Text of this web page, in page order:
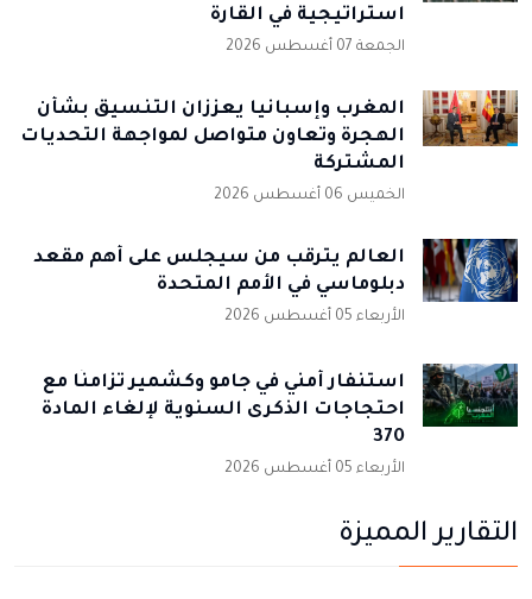
استراتيجية في القارة
الجمعة 07 أغسطس 2026
المغرب وإسبانيا يعززان التنسيق بشأن
الهجرة وتعاون متواصل لمواجهة التحديات
المشتركة
الخميس 06 أغسطس 2026
العالم يترقب من سيجلس على أهم مقعد
دبلوماسي في الأمم المتحدة
الأربعاء 05 أغسطس 2026
استنفار أمني في جامو وكشمير تزامنًا مع
احتجاجات الذكرى السنوية لإلغاء المادة
370
الأربعاء 05 أغسطس 2026
التقارير المميزة